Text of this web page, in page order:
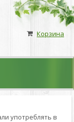
Корзина
употреблять в